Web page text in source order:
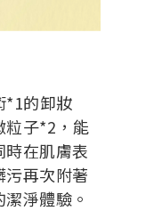
*1的卸妝
粒子*2，能
在肌膚表
再次附著
淨體驗。